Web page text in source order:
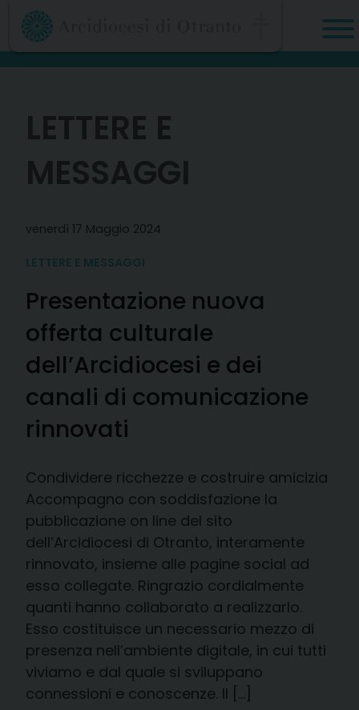
Skip
content
LETTERE E
MESSAGGI
venerdì 17 Maggio 2024
LETTERE E MESSAGGI
Presentazione nuova
offerta culturale
dell’Arcidiocesi e dei
canali di comunicazione
rinnovati
Condividere ricchezze e costruire amicizia
Accompagno con soddisfazione la
pubblicazione on line del sito
dell’Arcidiocesi di Otranto, interamente
rinnovato, insieme alle pagine social ad
esso collegate. Ringrazio cordialmente
quanti hanno collaborato a realizzarlo.
Esso costituisce un necessario mezzo di
presenza nell’ambiente digitale, in cui tutti
viviamo e dal quale si sviluppano
connessioni e conoscenze. Il […]